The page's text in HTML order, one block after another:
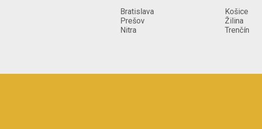
Bratislava
Prešov
Nitra
Košice
Žilina
Trenčín